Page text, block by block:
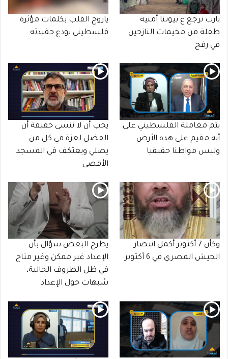
يارب نرجع ع بيوتنا أمنية
طفلة من مخيمات النازحين
في رفح
ياروح القلب بكلمات مؤثرة
فلسطيني يودع حفيدته
يتم معاملة الفلسطيني على
أنه مقيم على هذه الأرض
وليس مواطنا حقيقيا
يجب أن لا ننسى حقيقة أن
الفضل لغزة في كل من
يصلي ويعتكف في المسجد
الأقصى
وكأن 7 أكتوبر أكمل انتصار
الجيش المصري في 6 أكتوبر
يطرح البعض سؤال بأن
الإعداد غير ممكن وغير متاح
في ظل الظروف الحالية،
شبهات حول الإعداد